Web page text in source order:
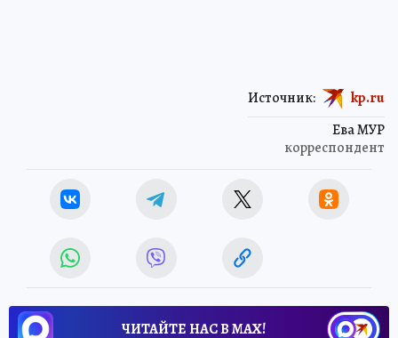
Ева МУР
корреспондент
Источник: kp.ru
ЧИТАЙТЕ НАС В МАХ!